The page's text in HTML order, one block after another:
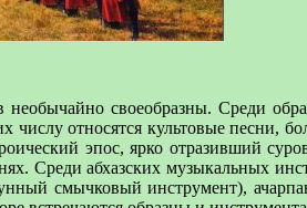
своеобразны. Среди
относятся культовые песни,
эпос, ярко отразивший
Среди абхазских музыкальных
смычковый инструмент),